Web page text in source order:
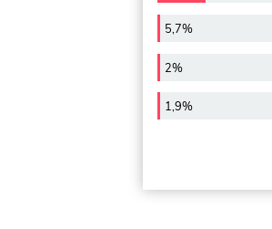
5,7%
2%
1,9%